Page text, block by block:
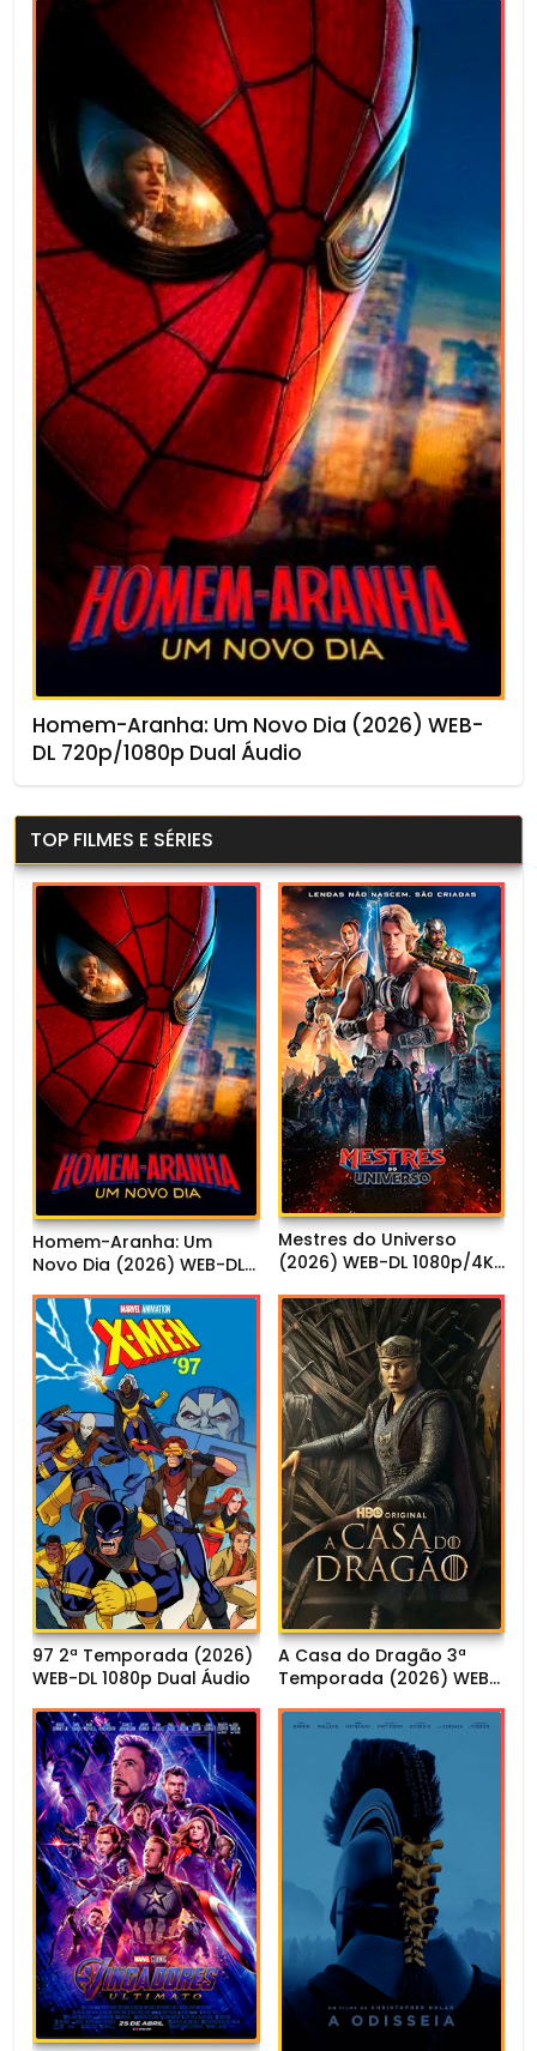
Homem-Aranha: Um Novo Dia (2026) WEB-
DL 720p/1080p Dual Áudio
TOP FILMES E SÉRIES
Homem-Aranha: Um
Novo Dia (2026) WEB-DL
Mestres do Universo
(2026) WEB-DL 1080p/4K
97 2ª Temporada (2026)
WEB-DL 1080p Dual Áudio
A Casa do Dragão 3ª
Temporada (2026) WEB-